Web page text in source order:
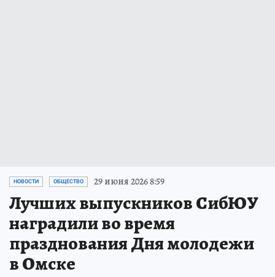
НОВОСТИ ОБЩЕСТВО 29 июня 2026 8:59
Лучших выпускников СибЮУ
наградили во время
празднования Дня молодежи
в Омске